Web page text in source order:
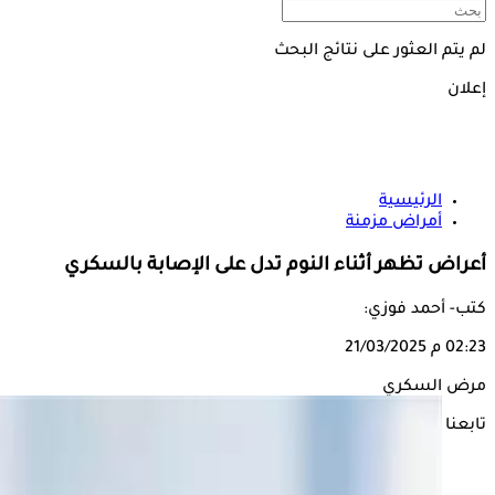
لم يتم العثور على نتائج البحث
إعلان
الرئيسية
أمراض مزمنة
أعراض تظهر أثناء النوم تدل على الإصابة بالسكري
كتب- أحمد فوزي:
02:23 م 21/03/2025
مرض السكري
تابعنا على